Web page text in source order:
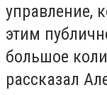
управление,
этим
большое
рассказал